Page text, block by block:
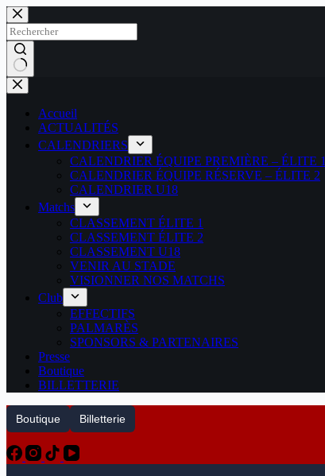
Passer
au
contenu
Aucun
résultat
Accueil
ACTUALITÉS
CALENDRIERS
CALENDRIER ÉQUIPE PREMIÈRE – ÉLITE 1
CALENDRIER ÉQUIPE RÉSERVE – ÉLITE 2
CALENDRIER U18
Matchs
CLASSEMENT ÉLITE 1
CLASSEMENT ÉLITE 2
CLASSEMENT U18
VENIR AU STADE
VISIONNER NOS MATCHS
Club
EFFECTIFS
PALMARÈS
SPONSORS & PARTENAIRES
Presse
Boutique
BILLETTERIE
Boutique Billetterie